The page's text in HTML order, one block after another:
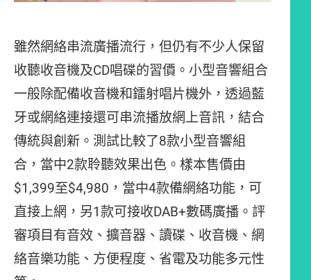
雖然網絡串流廣播流行，但仍有不少人保留
收聽收音機及CD唱碟的習價。小型音響組合
一般除配備收音機和鐳射唱片機外，透過藍
牙或網絡連接還可串流播放網上音訊，結合
傳統與創新。測試比較了8款小型音響組
合，當中2款聆聽效果出色。樣本售價由
$1,399至$4,980，當中4款備網絡功能，可
直接上網，另1款可接收DAB+數碼廣播。評
審項目有音效、擴音器、讀碟、收音機、網
絡音樂功能、方便程度、省電及功能多元性